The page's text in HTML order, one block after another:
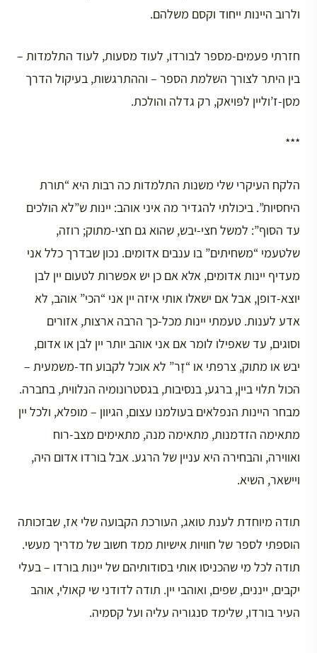
ולרוב היינות ייחוד וקסם משלהם.
חזרתי פעמים-מספר לבורדו, לעוד מסעות, לעוד התלמדות –
בין היתר לצורך השלמת הספר – וההתרגשות, בעיקול הדרך
מסן-ז’וליין לפּויאק, רק גדלה והולכת.
***
הלקח העיקרי שלי משנות התלמדות כה רבות היא “תורת
היחסיות”. ביכולתי להגדיר מה איני אוהב: יינות ש”לא הולכים
עד הסוף”: למשל חצי-יבש, שהוא גם חצי-מתוק; רוזה,
שלטעמי “משחיתים” בו ענבים אדומים. נכון שבדרך כלל אני
מעדיף יינות אדומים, אלא אם כן יש אפשרות לטעום יין לבן
יוצא-דופן, אבל אם ישאלו אותי איזה יין אני “הכי” אוהב, לא
אדע לענות. טעמתי יינות מכל-כך הרבה ארצות, אזורים
וסוגים, עד שאפילו לומר אם אני אוהב יותר יין לבן או אדום,
יבש או מתוק, צרפתי או “זָר” לא אוכל לקבוע חד-משמעית –
הכול תלוי ביין, ברגע, בנסיבות, בגסטרונומיה הנלווית, בחברה.
מבחר היינות הנפלאים בעולמנו עצום, הגיוון – מופלא, ולכל יין
מתאימה הזדמנות, מתאימה מנה, מתאימים מצב-רוח
ואווירה, והבחירה היא עניין של הרגע. אבל בורדו אדום היה,
ויישאר, השיא.
תודה מיוחדת לענת טואג, העורכת הקבועה שלי אז, שבזכותה
הוספתי לספר של חוויות אישיות ממד חשוב של מדריך מעשי.
תודה לכל מי שהכניסו אותי בסודותיהם של יינות בורדו – בעלי
יקבים, ייננים, שפים, ואוהבי יין. תודה לדודני שי קאולי, אוהב
העיר בורדו, שלימד סנגוריה עליה ועל קסמיה.